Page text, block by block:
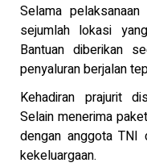
Selama
sejumlah lokasi
Bantuan diberikan
penyaluran berjalan
Kehadiran prajurit
Selain menerima
dengan anggota TNI
kekeluargaan.